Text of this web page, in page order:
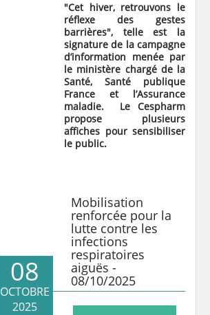
"Cet hiver, retrouvons le
réflexe des gestes
barrières", telle est la
signature de la campagne
d’information menée par
le ministère chargé de la
Santé, Santé publique
France et l’Assurance
maladie. Le Cespharm
propose plusieurs
affiches pour sensibiliser
le public.
Mobilisation
renforcée pour la
lutte contre les
infections
respiratoires
aiguës -
08/10/2025
08
OCTOBRE
2025